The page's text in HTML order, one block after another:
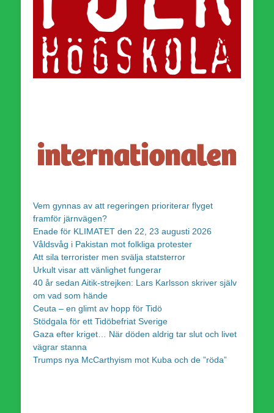
Vem gynnas av att regeringen prioriterar flyget
framför järnvägen?
Enade för KLIMATET den 22, 23 augusti 2026
Våldsvåg i Pakistan mot folkliga protester
Att sila terrorister men svälja statsterror
Urkult visar att vänlighet fungerar
40 år sedan Aitik-strejken: Lars Karlsson skriver själv
om vad som hände
Ceuta – en glimt av hopp för Tidö
Stödgala för ett Tidöbefriat Sverige
Gaza efter kriget… När döden aldrig tar slut och livet
vägrar stanna
Trumps nya McCarthyism mot Kuba och de ”röda”